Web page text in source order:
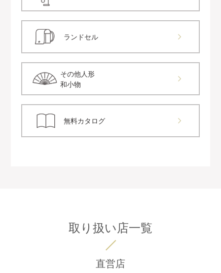
ランドセル
その他人形
和小物
無料カタログ
取り扱い店一覧
直営店